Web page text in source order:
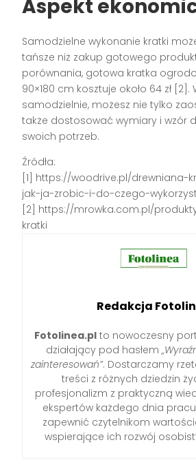
Aspekt
Samodzielne wykonanie kratki
tańsze niż zakup gotowego
porównania, gotowa kratka
90×180 cm kosztuje około 64 zł [2].
samodzielnie, możesz nie tylko
także dostosować wymiary i wzór
swoich potrzeb.
Źródła:
[1] https://woodrive.pl/drewniana-
jak-ja-zrobic-i-do-czego-
[2] https://mrowka.com.pl/
kratki
Redakcja
Fotolinea.pl to nowoczesny
działający pod hasłem
zainteresowań”. Dostarczamy
treści z różnych dziedzin
profesjonalizm z praktyczną
ekspertów każdego dnia
zapewnić czytelnikom
wspierające ich rozwój